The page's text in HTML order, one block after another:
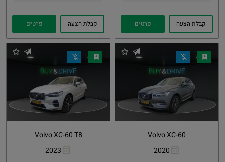
קבלת הצעה פרטים קבלת הצעה פרטים
Volvo XC-60
2020
Whatsapp
Volvo XC-60 T8
2023
Whatsapp